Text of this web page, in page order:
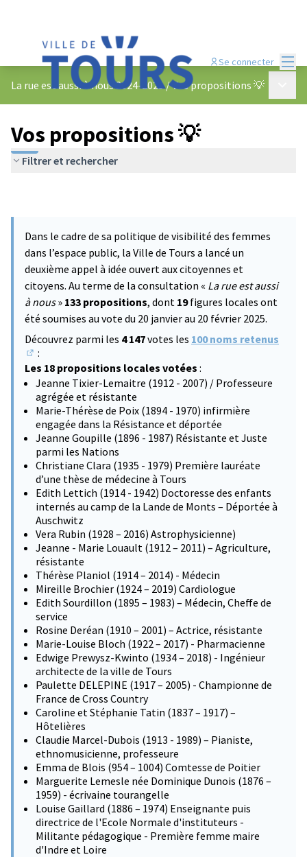
Se connecter
La rue est aussi à nous 2024-2025 /Vos propositions 💡
Vos propositions 💡
Filtrer et rechercher
Dans le cadre de sa politique de visibilité des femmes
dans l’espace public, la Ville de Tours a lancé un
deuxième appel à idée ouvert aux citoyennes et
citoyens. Au terme de la consultation « La rue est aussi
à nous» 133 propositions, dont 19figures locales ont
été soumises au vote du 20 janvier au 20 février 2025.
Découvrez parmi les 4 147votes les 100 noms retenus
(S'ouvre dans un nouvel onglet)
:
Les 18 propositions locales votées :
Jeanne Tixier-Lemaitre (1912 - 2007) / Professeure
agrégée et résistante
Marie-Thérèse de Poix (1894 - 1970) infirmière
engagée dans la Résistance et déportée
Jeanne Goupille (1896 - 1987) Résistante et Juste
parmi les Nations
Christiane Clara (1935 - 1979) Première lauréate
d’une thèse de médecine à Tours
Edith Lettich (1914 - 1942) Doctoresse des enfants
internés au camp de la Lande de Monts – Déportée à
Auschwitz
Vera Rubin (1928 – 2016) Astrophysicienne)
Jeanne - Marie Louault (1912 – 2011) – Agriculture,
résistante
Thérèse Planiol (1914 – 2014) - Médecin
Mireille Brochier (1924 – 2019) Cardiologue
Edith Sourdillon (1895 – 1983) – Médecin, Cheffe de
service
Rosine Deréan (1910 – 2001) – Actrice, résistante
Marie-Louise Bloch (1922 – 2017) - Pharmacienne
Edwige Prewysz-Kwinto (1934 – 2018) - Ingénieur
architecte de la ville de Tours
Paulette DELEPINE (1917 – 2005) - Championne de
France de Cross Country
Caroline et Stéphanie Tatin (1837 – 1917) –
Hôtelières
Claudie Marcel-Dubois (1913 - 1989) – Pianiste,
ethnomusicienne, professeure
Emma de Blois (954 – 1004) Comtesse de Poitier
Marguerite Lemesle née Dominique Dunois (1876 –
1959) - écrivaine tourangelle
Louise Gaillard (1886 – 1974) Enseignante puis
directrice de l'Ecole Normale d'instituteurs -
Militante pédagogique - Première femme maire
d'Indre et Loire